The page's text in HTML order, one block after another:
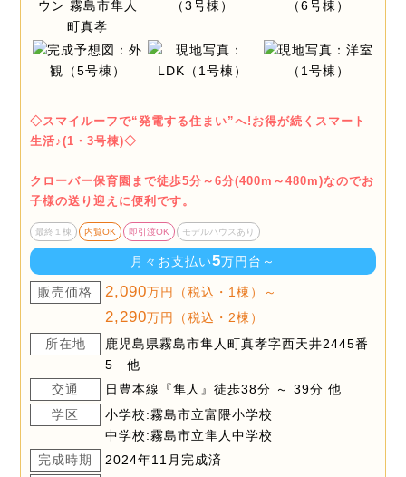
◇スマイルーフで“発電する住まい”へ!お得が続くスマート
生活♪(1・3号棟)◇
クローバー保育園まで徒歩5分～6分(400m～480m)なのでお
子様の送り迎えに便利です。
最終１棟 内覧OK 即引渡OK モデルハウスあり
月々お支払い5万円台～
販売価格 2,090万円（税込・1棟）～
2,290万円（税込・2棟）
所在地
鹿児島県霧島市隼人町真孝字西天井2445番
5 他
交通
日豊本線『隼人』徒歩38分 ～ 39分 他
学区
小学校:霧島市立富隈小学校
中学校:霧島市立隼人中学校
完成時期
2024年11月完成済